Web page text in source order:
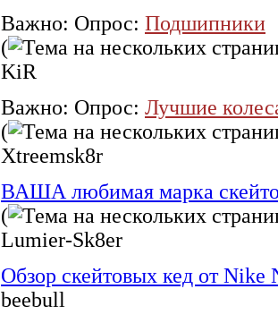
Важно: Опрос: Подшипники
(
KiR
Важно: Опрос: Лучшие
(
Xtreemsk8r
ВАША любимая марка
(
Lumier-Sk8er
Обзор скейтовых кед от Nike
beebull